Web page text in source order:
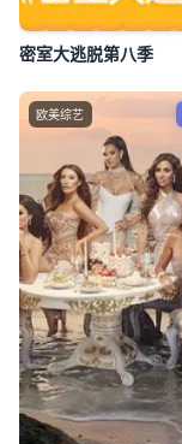
密室大逃脱第八季
欧美综艺